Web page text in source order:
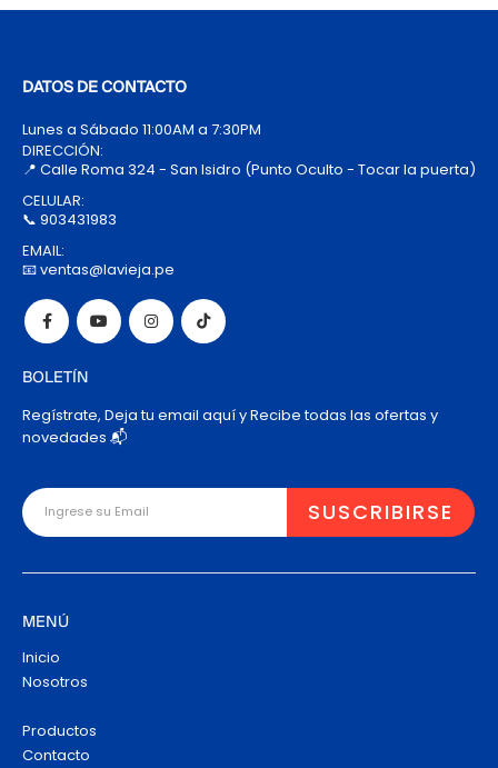
DATOS DE CONTACTO
Lunes a Sábado 11:00AM a 7:30PM
DIRECCIÓN:
📍 Calle Roma 324 - San Isidro (Punto Oculto - Tocar la puerta)
CELULAR:
📞 903431983
EMAIL:
📧 ventas@lavieja.pe
BOLETÍN
Regístrate, Deja tu email aquí y Recibe todas las ofertas y
novedades 📬
MENÚ
Inicio
Nosotros
Productos
Contacto